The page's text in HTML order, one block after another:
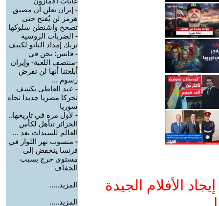
الأفلام الجيدة
- إيران تعلن أن مضيق
هرمز لن يٌفتح حتى
تصحح واشنطن سلوكها
- الضربات الروسية
تربك إمداد الناتو لكييف
- فانس: نحن في
-منتصف اللعبة- وإيران
أبلغتنا أنها لن تفرض
رسوم ...
- عبد العاطي يكشف
تحركا مصريا جديدا تجاه
سوريا
- لأول مرة في تاريخها..
الجزائر تتأهل لكأس
العالم للسيدات بعد ...
- منسوب نهر اللوار في
فرنسا ينخفض إلى
مستوى حرج بسبب
الجفاف
المزيد.....
المزيد.....